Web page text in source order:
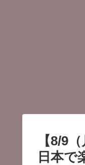
【8/9
日本で